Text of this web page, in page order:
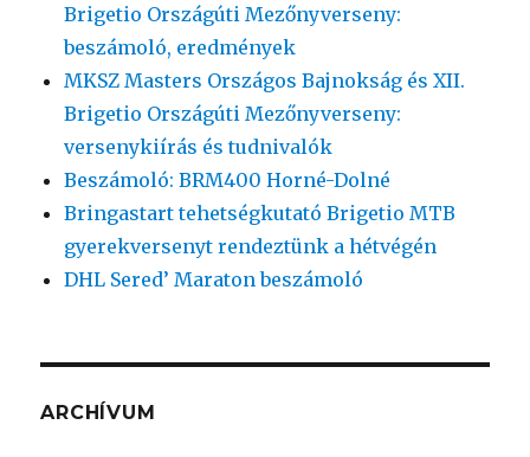
Brigetio Országúti Mezőnyverseny:
beszámoló, eredmények
MKSZ Masters Országos Bajnokság és XII.
Brigetio Országúti Mezőnyverseny:
versenykiírás és tudnivalók
Beszámoló: BRM400 Horné-Dolné
Bringastart tehetségkutató Brigetio MTB
gyerekversenyt rendeztünk a hétvégén
DHL Sered’ Maraton beszámoló
ARCHÍVUM